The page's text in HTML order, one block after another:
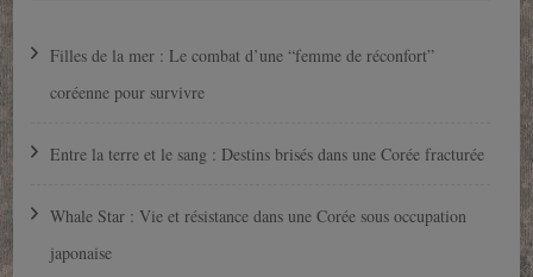
Filles de la mer : Le combat d’une “femme de réconfort”
coréenne pour survivre
Entre la terre et le sang : Destins brisés dans une Corée fracturée
Whale Star : Vie et résistance dans une Corée sous occupation
japonaise